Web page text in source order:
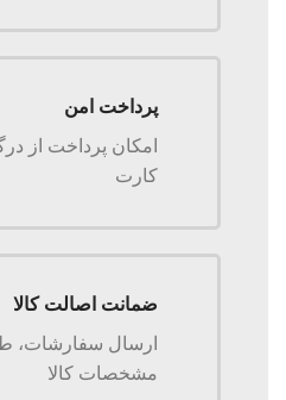
پرداخت امن
امکان پرداخت از
کارت
ضمانت اصالت کالا
ارسال سفارشات،
مشخصات کالا